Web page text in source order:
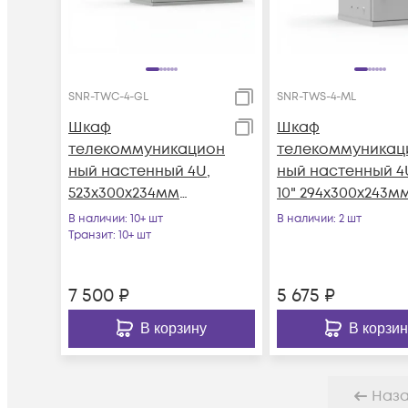
SNR-TWC-4-GL
Шкаф
телекоммуникацион
ный настенный 4U,
523х300х234мм
серия LITE
(стеклянная дверь)
В наличии: 10+ шт
Транзит: 10+ шт
7 500 ₽
В корзину
SNR-TWS-4-ML
Шкаф
ный настенный
10"
серия LITE
В наличии: 2 шт
5 675 ₽
В